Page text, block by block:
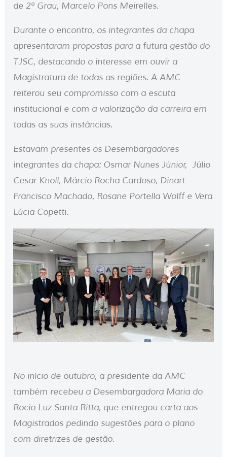
de 2º Grau, Marcelo Pons Meirelles.
Durante o encontro, os integrantes da chapa
apresentaram propostas para a futura gestão do
TJSC, destacando o interesse em ouvir a
Magistratura de todas as regiões. A AMC
reiterou seu compromisso com a escuta
institucional e com a valorização da carreira em
todas as suas instâncias.
Estavam presentes os Desembargadores
integrantes da chapa: Osmar Nunes Júnior, Júlio
Cesar Knoll, Márcio Rocha Cardoso, Dinart
Francisco Machado, Rosane Portella Wolff e Vera
Lúcia Copetti.
No início de outubro, a presidente da AMC
também recebeu a Desembargadora Maria do
Rocio Luz Santa Ritta, que entregou carta aos
Magistrados pedindo sugestões para o plano
com diretrizes de gestão.